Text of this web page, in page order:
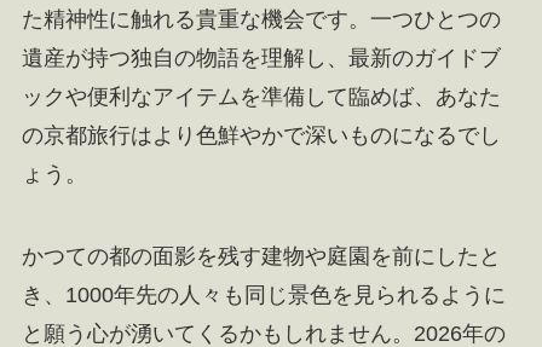
た精神性に触れる貴重な機会です。一つひとつの
遺産が持つ独自の物語を理解し、最新のガイドブ
ックや便利なアイテムを準備して臨めば、あなた
の京都旅行はより色鮮やかで深いものになるでし
ょう。
かつての都の面影を残す建物や庭園を前にしたと
き、1000年先の人々も同じ景色を見られるように
と願う心が湧いてくるかもしれません。2026年の